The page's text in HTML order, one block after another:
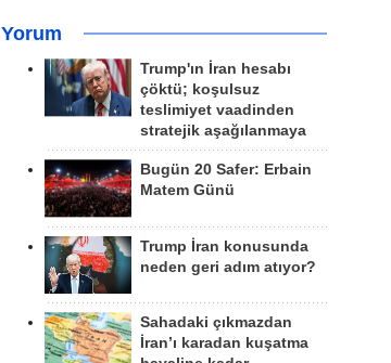
Yorum
Trump'ın İran hesabı
çöktü; koşulsuz
teslimiyet vaadinden
stratejik aşağılanmaya
Bugün 20 Safer: Erbain
Matem Günü
Trump İran konusunda
neden geri adım atıyor?
Sahadaki çıkmazdan
İran’ı karadan kuşatma